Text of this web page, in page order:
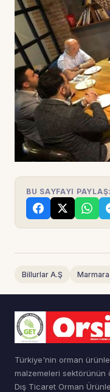
BU SAYFAYI PAYLAŞ:
Billurlar A.Ş
Türkiye'nin orman
malzemeleri sektörünün
Dış Ticaret Orman